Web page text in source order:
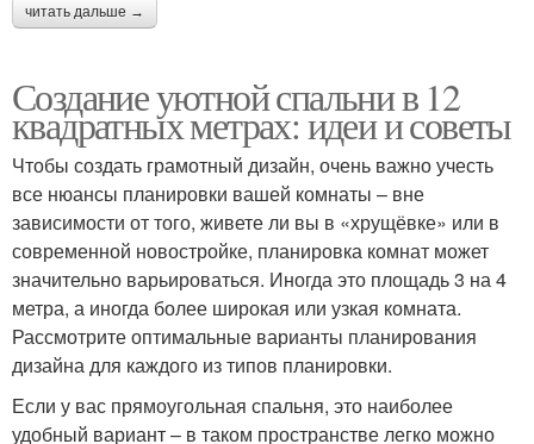
читать дальше →
Создание уютной спальни в 12
квадратных метрах: идеи и советы
Чтобы создать грамотный дизайн, очень важно учесть
все нюансы планировки вашей комнаты – вне
зависимости от того, живете ли вы в «хрущёвке» или в
современной новостройке, планировка комнат может
значительно варьироваться. Иногда это площадь 3 на 4
метра, а иногда более широкая или узкая комната.
Рассмотрите оптимальные варианты планирования
дизайна для каждого из типов планировки.
Если у вас прямоугольная спальня, это наиболее
удобный вариант – в таком пространстве легко можно